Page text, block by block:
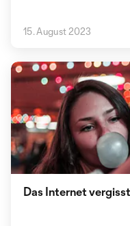
15. August 2023
Das Internet